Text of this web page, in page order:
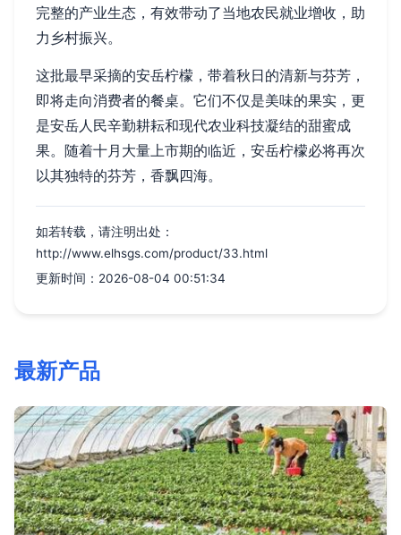
完整的产业生态，有效带动了当地农民就业增收，助
力乡村振兴。
这批最早采摘的安岳柠檬，带着秋日的清新与芬芳，
即将走向消费者的餐桌。它们不仅是美味的果实，更
是安岳人民辛勤耕耘和现代农业科技凝结的甜蜜成
果。随着十月大量上市期的临近，安岳柠檬必将再次
以其独特的芬芳，香飘四海。
如若转载，请注明出处：
http://www.elhsgs.com/product/33.html
更新时间：2026-08-04 00:51:34
最新产品